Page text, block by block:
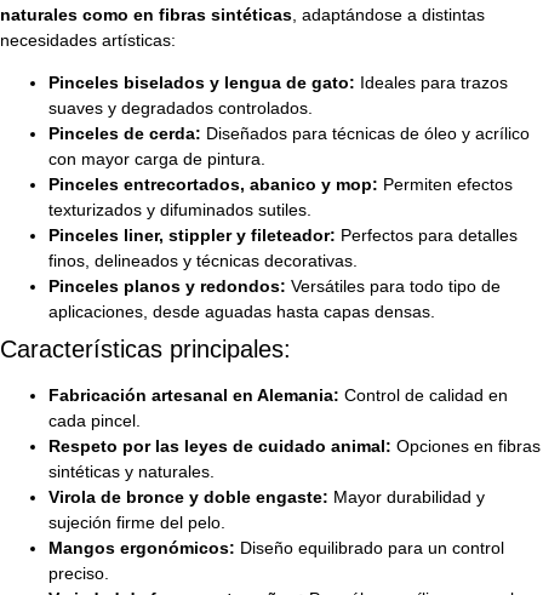
naturales como en fibras sintéticas , adaptándose a distintas
necesidades artísticas:
Pinceles biselados y lengua de gato: Ideales para trazos
suaves y degradados controlados.
Pinceles de cerda: Diseñados para técnicas de óleo y acrílico
con mayor carga de pintura.
Pinceles entrecortados, abanico y mop: Permiten efectos
texturizados y difuminados sutiles.
Pinceles liner, stippler y fileteador: Perfectos para detalles
finos, delineados y técnicas decorativas.
Pinceles planos y redondos: Versátiles para todo tipo de
aplicaciones, desde aguadas hasta capas densas.
Características principales:
Fabricación artesanal en Alemania: Control de calidad en
cada pincel.
Respeto por las leyes de cuidado animal: Opciones en fibras
sintéticas y naturales.
Virola de bronce y doble engaste: Mayor durabilidad y
sujeción firme del pelo.
Mangos ergonómicos: Diseño equilibrado para un control
preciso.